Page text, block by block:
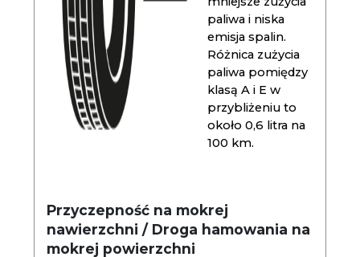
paliwa i niska
emisja spalin.
Różnica zużycia
paliwa pomiędzy
klasą A i E w
przybliżeniu to
około 0,6 litra na
100 km.
Przyczepność na mokrej
nawierzchni / Droga hamowania na
mokrej powierzchni